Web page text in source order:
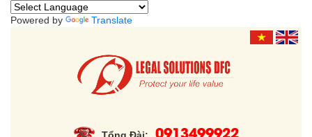
Powered by Translate
0913499922